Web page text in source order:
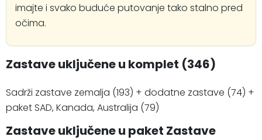
imajte i svako buduće putovanje tako stalno pred
očima.
Zastave uključene u komplet (346)
Sadrži zastave zemalja (193) + dodatne zastave (74) +
paket SAD, Kanada, Australija (79)
Zastave uključene u paket Zastave